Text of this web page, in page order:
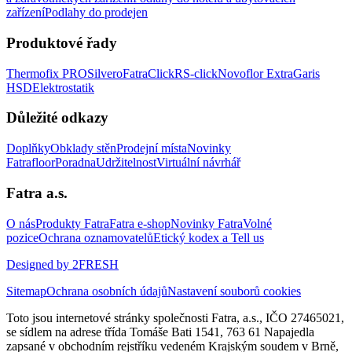
zařízeníPodlahy do prodejen
Produktové řady
Thermofix PROSilveroFatraClickRS-clickNovoflor ExtraGaris
HSDElektrostatik
Důležité odkazy
DoplňkyObklady stěnProdejní místaNovinky
FatrafloorPoradnaUdržitelnostVirtuální návrhář
Fatra a.s.
O násProdukty FatraFatra e-shopNovinky FatraVolné
poziceOchrana oznamovatelůEtický kodex a Tell us
Designed by 2FRESH
SitemapOchrana osobních údajůNastavení souborů cookies
Toto jsou internetové stránky společnosti Fatra, a.s., IČO 27465021,
se sídlem na adrese třída Tomáše Bati 1541, 763 61 Napajedla
zapsané v obchodním rejstříku vedeném Krajským soudem v Brně,